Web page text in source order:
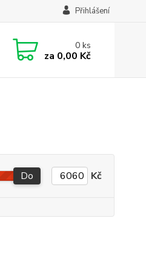
Přihlášení
0ks
za 0,00 Kč
Do Kč